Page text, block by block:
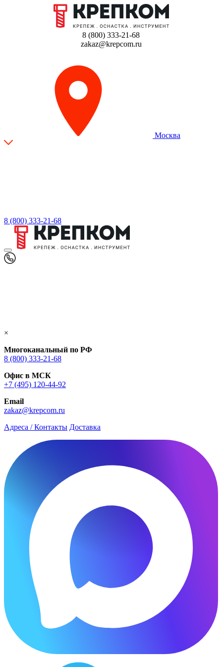
8 (800) 333-21-68
zakaz@krepcom.ru
Москва
8 (800) 333-21-68
×
Многоканальный по РФ
8 (800) 333‑21-68
Офис в МСК
+7 (495) 120-44-92
Email
zakaz@krepcom.ru
Адреса / Контакты Доставка